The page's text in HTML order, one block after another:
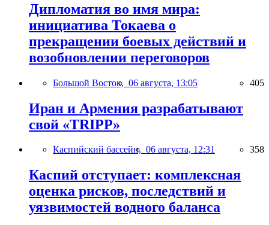
Дипломатия во имя мира:
инициатива Токаева о
прекращении боевых действий и
возобновлении переговоров
Большой Восток, 06 августа, 13:05 405
Иран и Армения разрабатывают
свой «TRIPP»
Каспийский бассейн, 06 августа, 12:31 358
Каспий отступает: комплексная
оценка рисков, последствий и
уязвимостей водного баланса